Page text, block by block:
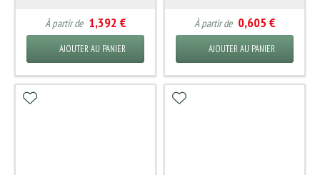
À partir de 1,392 €
AJOUTER AU PANIER
À partir de 0,605 €
AJOUTER AU PANIER